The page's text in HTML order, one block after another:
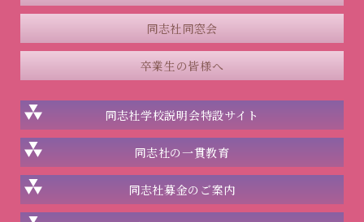
同志社同窓会
卒業生の皆様へ
同志社学校説明会特設サイト
同志社の一貫教育
同志社募金のご案内